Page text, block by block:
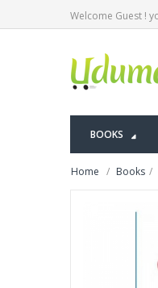
Welcome Guest !
BOOKS
Home Books